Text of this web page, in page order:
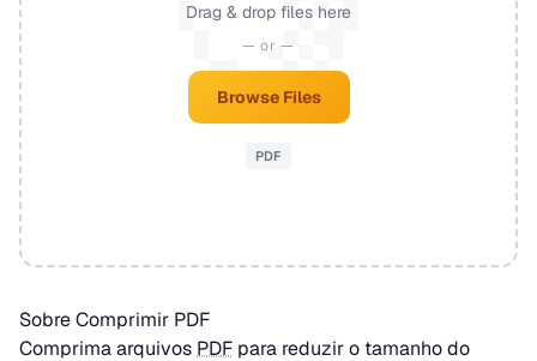
Drag & drop files here
— or —
Browse Files
PDF
Sobre Comprimir PDF
Comprima arquivos PDF para reduzir o tamanho do